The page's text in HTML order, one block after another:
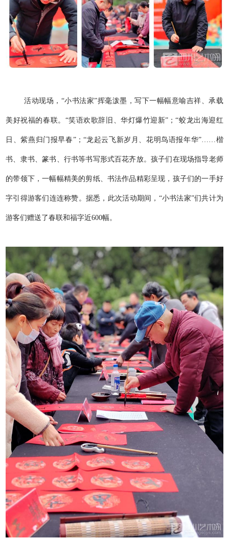
活动现场，“小书法家”挥毫泼墨，写下一幅幅意喻吉祥、承载
美好祝福的春联。“笑语欢歌辞旧、华灯爆竹迎新”；“蛟龙出海迎红
日、紫燕归门报早春”；“龙起云飞新岁月、花明鸟语报年华”……楷
书、隶书、篆书、行书等书写形式百花齐放。孩子们在现场指导老师
的带领下，一幅幅精美的剪纸、书法作品精彩呈现，孩子们的一手好
字引得游客们连连称赞。据悉，此次活动期间，“小书法家”们共计为
游客们赠送了春联和福字近600幅。